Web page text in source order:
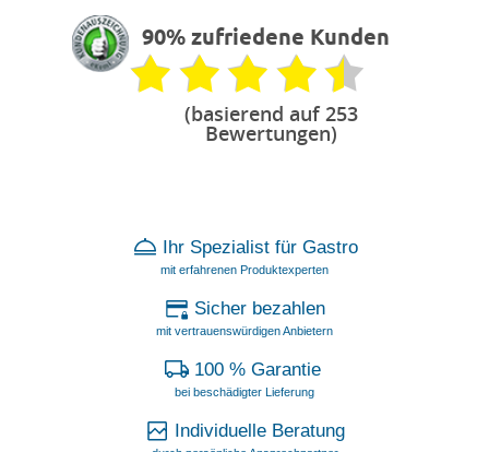
90% zufriedene Kunden
(basierend auf 253
Bewertungen)
Ihr Spezialist für Gastro
mit erfahrenen Produktexperten
Sicher bezahlen
mit vertrauenswürdigen Anbietern
100 % Garantie
bei beschädigter Lieferung
Individuelle Beratung